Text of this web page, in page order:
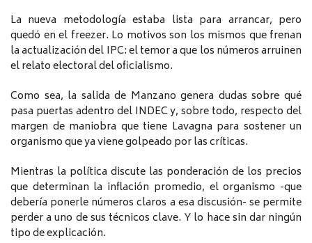
La nueva metodología estaba lista para arrancar, pero
quedó en el freezer. Lo motivos son los mismos que frenan
la actualización del IPC: el temor a que los números arruinen
el relato electoral del oficialismo.
Como sea, la salida de Manzano genera dudas sobre qué
pasa puertas adentro del INDEC y, sobre todo, respecto del
margen de maniobra que tiene Lavagna para sostener un
organismo que ya viene golpeado por las críticas.
Mientras la política discute las ponderación de los precios
que determinan la inflación promedio, el organismo -que
debería ponerle números claros a esa discusión- se permite
perder a uno de sus técnicos clave. Y lo hace sin dar ningún
tipo de explicación.